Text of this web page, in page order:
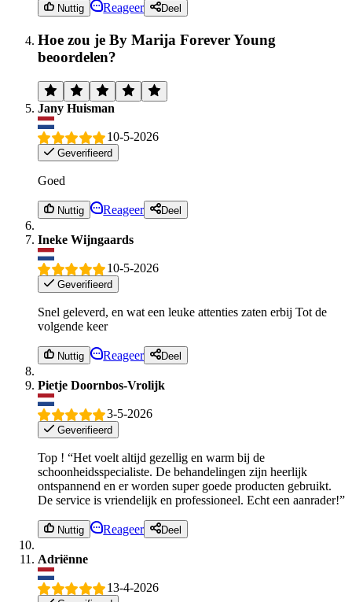
Nuttig Reageer Deel
Hoe zou je By Marija Forever Young
beoordelen?
Jany Huisman
10-5-2026
Geverifieerd
Goed
Nuttig Reageer Deel
Ineke Wijngaards
10-5-2026
Geverifieerd
Snel geleverd, en wat een leuke attenties zaten erbij Tot de
volgende keer
Nuttig Reageer Deel
Pietje Doornbos-Vrolijk
3-5-2026
Geverifieerd
Top ! “Het voelt altijd gezellig en warm bij de
schoonheidsspecialiste. De behandelingen zijn heerlijk
ontspannend en er worden super goede producten gebruikt.
De service is vriendelijk en professioneel. Echt een aanrader!”
Nuttig Reageer Deel
Adriënne
13-4-2026